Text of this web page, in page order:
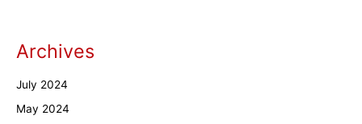
Archives
July 2024
May 2024